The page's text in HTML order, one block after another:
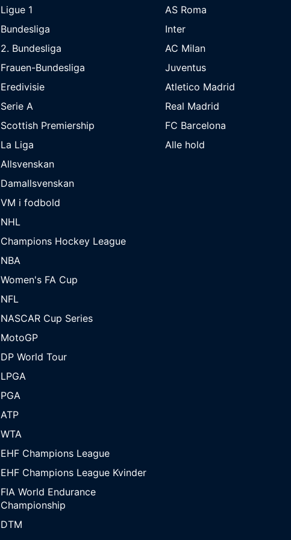
Ligue 1
Bundesliga
2. Bundesliga
Frauen-Bundesliga
Eredivisie
Serie A
Scottish Premiership
La Liga
Allsvenskan
Damallsvenskan
VM i fodbold
NHL
Champions Hockey League
NBA
Women's FA Cup
NFL
NASCAR Cup Series
MotoGP
DP World Tour
LPGA
PGA
ATP
WTA
EHF Champions League
EHF Champions League Kvinder
FIA World Endurance
Championship
DTM
AS Roma
Inter
AC Milan
Juventus
Atletico Madrid
Real Madrid
FC Barcelona
Alle hold